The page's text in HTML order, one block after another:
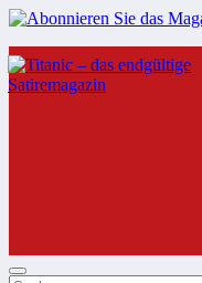
Zum
Inhalt
springen